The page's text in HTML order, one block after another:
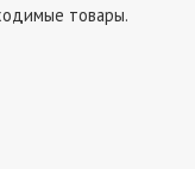
товары.